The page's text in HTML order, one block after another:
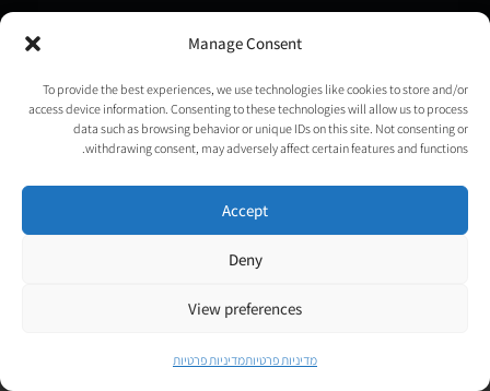
Manage Consent
To provide the best experiences, we use technologies like cookies to store and/or
access device information. Consenting to these technologies will allow us to process
data such as browsing behavior or unique IDs on this site. Not consenting or
withdrawing consent, may adversely affect certain features and functions.
Accept
Deny
View preferences
מדיניות פרטיותמדיניות פרטיות
, העסק החברתי לבניית אתרים | עיצוב וגרפיקה:
psycat